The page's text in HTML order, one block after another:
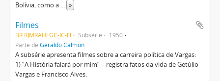
Bolívia, como a ... »
Filmes
BR RJMRAHI GC-IC-FI Subsérie
1950
Parte de Geraldo Calmon
A subsérie apresenta filmes sobre a carreira política de Vargas:
1) “A História falará por mim” – registra fatos da vida de Getúlio
Vargas e Francisco Alves.